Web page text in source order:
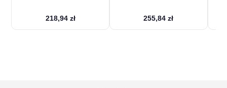
218,94 zł 255,84 zł